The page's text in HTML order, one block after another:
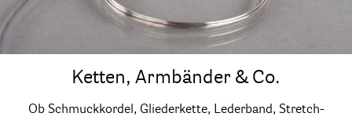
Ketten, Armbänder & Co.
Ob Schmuckkordel, Gliederkette, Lederband, Stretch-